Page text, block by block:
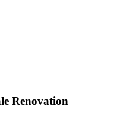
Renovation